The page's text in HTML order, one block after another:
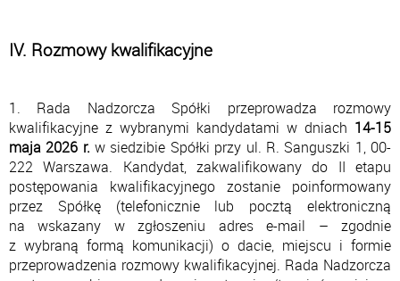
IV. Rozmowy kwalifikacyjne
1. Rada Nadzorcza Spółki przeprowadza rozmowy
kwalifikacyjne z wybranymi kandydatami w dniach 14-15
maja 2026 r. w siedzibie Spółki przy ul. R. Sanguszki 1, 00-
222 Warszawa. Kandydat, zakwalifikowany do II etapu
postępowania kwalifikacyjnego zostanie poinformowany
przez Spółkę (telefonicznie lub pocztą elektroniczną
na wskazany w zgłoszeniu adres e-mail – zgodnie
z wybraną formą komunikacji) o dacie, miejscu i formie
przeprowadzenia rozmowy kwalifikacyjnej. Rada Nadzorcza